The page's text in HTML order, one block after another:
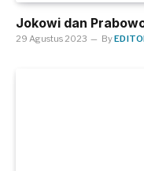
Jokowi dan
29 Agustus 2023 By